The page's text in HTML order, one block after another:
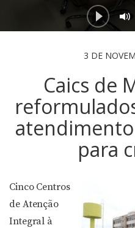
3 DE
Caics de
para
Cinco Centros
de Atenção
Integral à